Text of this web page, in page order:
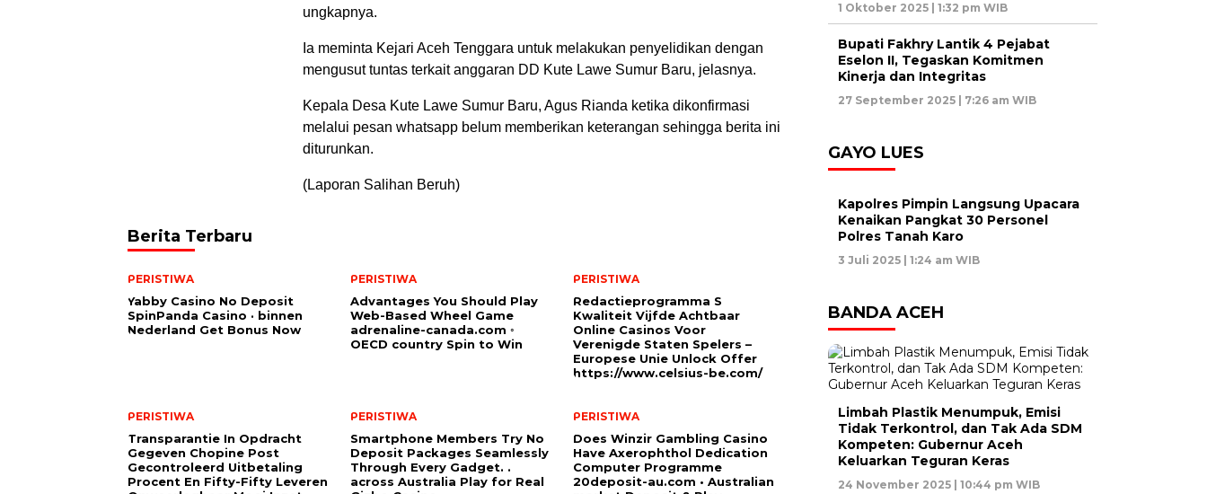
ungkapnya.
Ia meminta Kejari Aceh Tenggara untuk melakukan penyelidikan dengan
mengusut tuntas terkait anggaran DD Kute Lawe Sumur Baru, jelasnya.
Kepala Desa Kute Lawe Sumur Baru, Agus Rianda ketika dikonfirmasi
melalui pesan whatsapp belum memberikan keterangan sehingga berita ini
diturunkan.
(Laporan Salihan Beruh)
Berita Terbaru
PERISTIWA
Yabby Casino No Deposit
SpinPanda Casino · binnen
Nederland Get Bonus Now
PERISTIWA
Advantages You Should Play
Web-Based Wheel Game
adrenaline-canada.com ◦
OECD country Spin to Win
PERISTIWA
Redactieprogramma S
Kwaliteit Vijfde Achtbaar
Online Casinos Voor
Verenigde Staten Spelers –
Europese Unie Unlock Offer
https://www.celsius-be.com/
PERISTIWA
Transparantie In Opdracht
Gegeven Chopine Post
Gecontroleerd Uitbetaling
Procent En Fifty-Fifty Leveren
PERISTIWA
Smartphone Members Try No
Deposit Packages Seamlessly
Through Every Gadget. .
across Australia Play for Real
PERISTIWA
Does Winzir Gambling Casino
Have Axerophthol Dedication
Computer Programme
20deposit-au.com • Australian
1 Oktober 2025 | 1:32 pm WIB
Bupati Fakhry Lantik 4 Pejabat
Eselon II, Tegaskan Komitmen
Kinerja dan Integritas
27 September 2025 | 7:26 am WIB
GAYO LUES
Kapolres Pimpin Langsung Upacara
Kenaikan Pangkat 30 Personel
Polres Tanah Karo
3 Juli 2025 | 1:24 am WIB
BANDA ACEH
Limbah Plastik Menumpuk, Emisi
Tidak Terkontrol, dan Tak Ada SDM
Kompeten: Gubernur Aceh
Keluarkan Teguran Keras
24 November 2025 | 10:44 pm WIB